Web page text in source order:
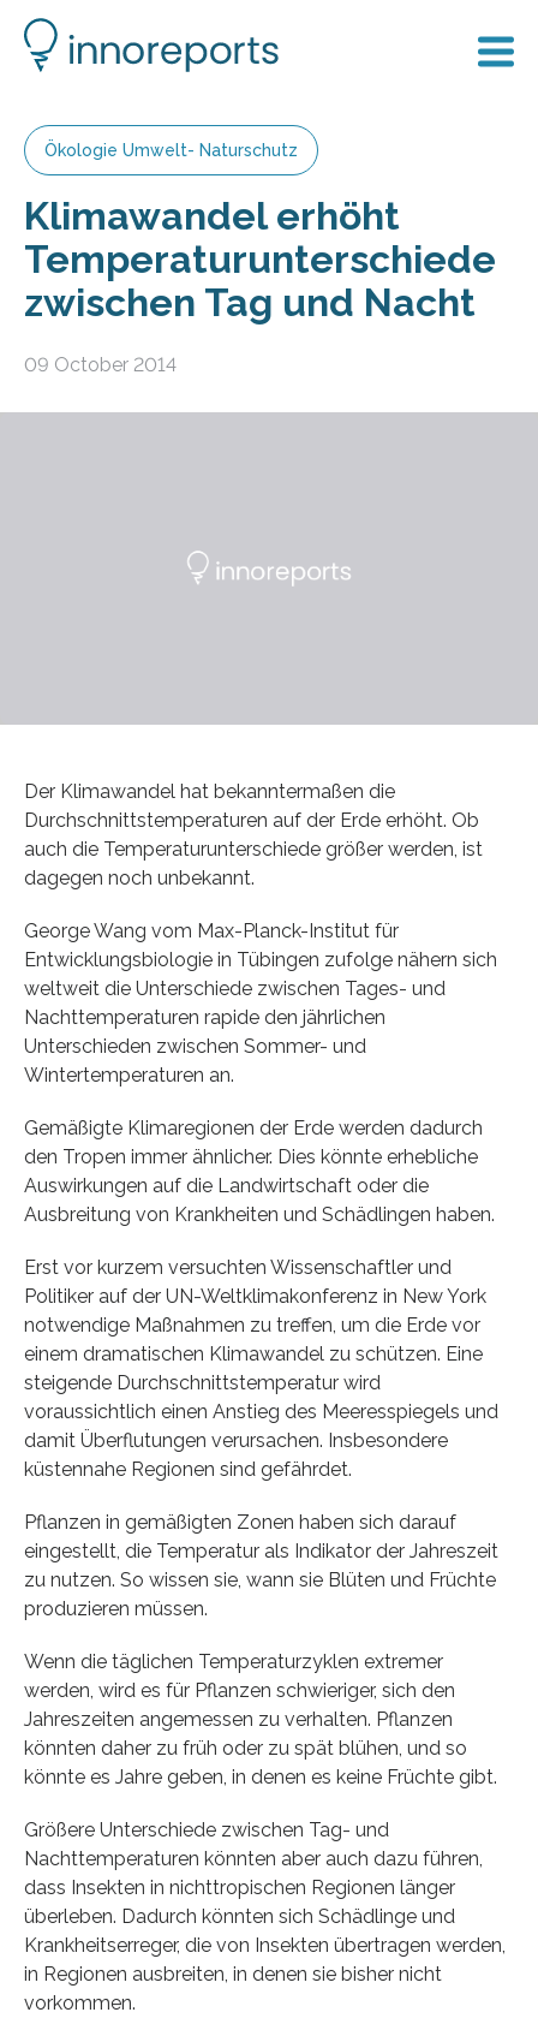
Ökologie Umwelt- Naturschutz
Klimawandel erhöht
Temperaturunterschiede
zwischen Tag und Nacht
09 October 2014
Der Klimawandel hat bekanntermaßen die
Durchschnittstemperaturen auf der Erde erhöht. Ob
auch die Temperaturunterschiede größer werden, ist
dagegen noch unbekannt.
George Wang vom Max-Planck-Institut für
Entwicklungsbiologie in Tübingen zufolge nähern sich
weltweit die Unterschiede zwischen Tages- und
Nachttemperaturen rapide den jährlichen
Unterschieden zwischen Sommer- und
Wintertemperaturen an.
Gemäßigte Klimaregionen der Erde werden dadurch
den Tropen immer ähnlicher. Dies könnte erhebliche
Auswirkungen auf die Landwirtschaft oder die
Ausbreitung von Krankheiten und Schädlingen haben.
Erst vor kurzem versuchten Wissenschaftler und
Politiker auf der UN-Weltklimakonferenz in New York
notwendige Maßnahmen zu treffen, um die Erde vor
einem dramatischen Klimawandel zu schützen. Eine
steigende Durchschnittstemperatur wird
voraussichtlich einen Anstieg des Meeresspiegels und
damit Überflutungen verursachen. Insbesondere
küstennahe Regionen sind gefährdet.
Pflanzen in gemäßigten Zonen haben sich darauf
eingestellt, die Temperatur als Indikator der Jahreszeit
zu nutzen. So wissen sie, wann sie Blüten und Früchte
produzieren müssen.
Wenn die täglichen Temperaturzyklen extremer
werden, wird es für Pflanzen schwieriger, sich den
Jahreszeiten angemessen zu verhalten. Pflanzen
könnten daher zu früh oder zu spät blühen, und so
könnte es Jahre geben, in denen es keine Früchte gibt.
Größere Unterschiede zwischen Tag- und
Nachttemperaturen könnten aber auch dazu führen,
dass Insekten in nichttropischen Regionen länger
überleben. Dadurch könnten sich Schädlinge und
Krankheitserreger, die von Insekten übertragen werden,
in Regionen ausbreiten, in denen sie bisher nicht
vorkommen.